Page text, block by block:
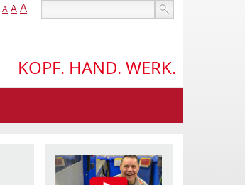
A A A
KOPF. HAND. WERK.